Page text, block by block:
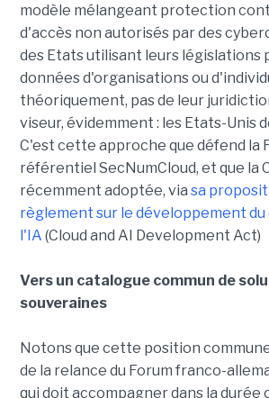
modèle mélangeant protection
d'accès non autorisés par des
des Etats utilisant leurs législations
données d'organisations ou
théoriquement, pas de leur
viseur, évidemment : les Etats-Unis
C'est cette approche que défend la
référentiel SecNumCloud, et que la
récemment adoptée, via sa
règlement sur le développement du
l'IA (Cloud and AI Development Act)
Vers un catalogue commun de
souveraines
Notons que cette position
de la relance du Forum franco-
qui doit accompagner dans la durée